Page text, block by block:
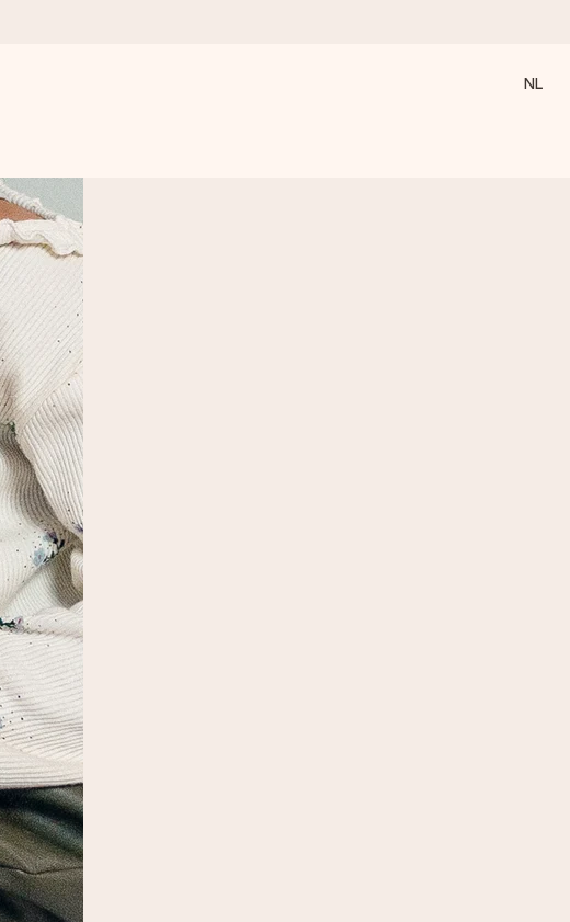
wanneer het het meeste betekent.
alle aandacht voor het moment.
NL